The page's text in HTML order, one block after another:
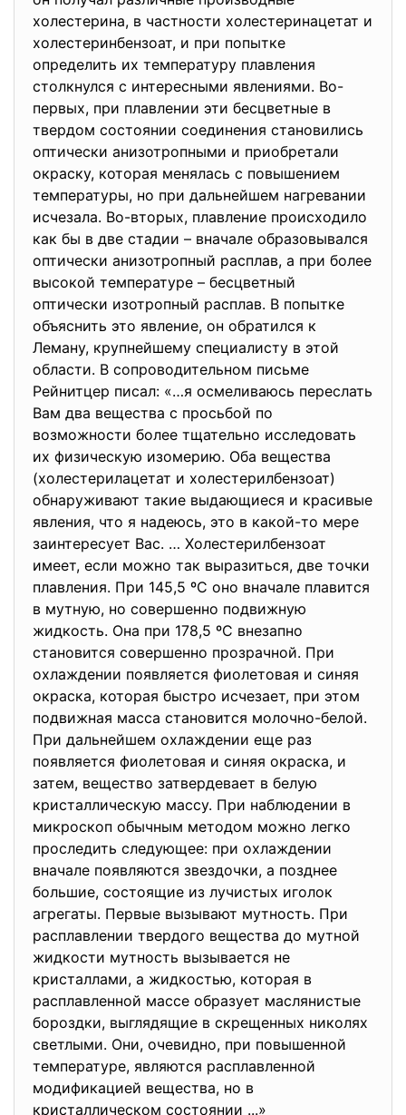
холестерина, в частности холестеринацетат и
холестеринбензоат, и при попытке
определить их температуру плавления
столкнулся с интересными явлениями. Во-
первых, при плавлении эти бесцветные в
твердом состоянии соединения становились
оптически анизотропными и приобретали
окраску, которая менялась с повышением
температуры, но при дальнейшем нагревании
исчезала. Во-вторых, плавление происходило
как бы в две стадии – вначале образовывался
оптически анизотропный расплав, а при более
высокой температуре – бесцветный
оптически изотропный расплав. В попытке
объяснить это явление, он обратился к
Леману, крупнейшему специалисту в этой
области. В сопроводительном письме
Рейнитцер писал: «…я осмеливаюсь переслать
Вам два вещества с просьбой по
возможности более тщательно исследовать
их физическую изомерию. Оба вещества
(холестерилацетат и холестерилбензоат)
обнаруживают такие выдающиеся и красивые
явления, что я надеюсь, это в какой-то мере
заинтересует Вас. … Холестерилбензоат
имеет, если можно так выразиться, две точки
плавления. При 145,5 ºC оно вначале плавится
в мутную, но совершенно подвижную
жидкость. Она при 178,5 ºC внезапно
становится совершенно прозрачной. При
охлаждении появляется фиолетовая и синяя
окраска, которая быстро исчезает, при этом
подвижная масса становится молочно-белой.
При дальнейшем охлаждении еще раз
появляется фиолетовая и синяя окраска, и
затем, вещество затвердевает в белую
кристаллическую массу. При наблюдении в
микроскоп обычным методом можно легко
проследить следующее: при охлаждении
вначале появляются звездочки, а позднее
большие, состоящие из лучистых иголок
агрегаты. Первые вызывают мутность. При
расплавлении твердого вещества до мутной
жидкости мутность вызывается не
кристаллами, а жидкостью, которая в
расплавленной массе образует маслянистые
бороздки, выглядящие в скрещенных николях
светлыми. Они, очевидно, при повышенной
температуре, являются расплавленной
модификацией вещества, но в
кристаллическом состоянии ...»